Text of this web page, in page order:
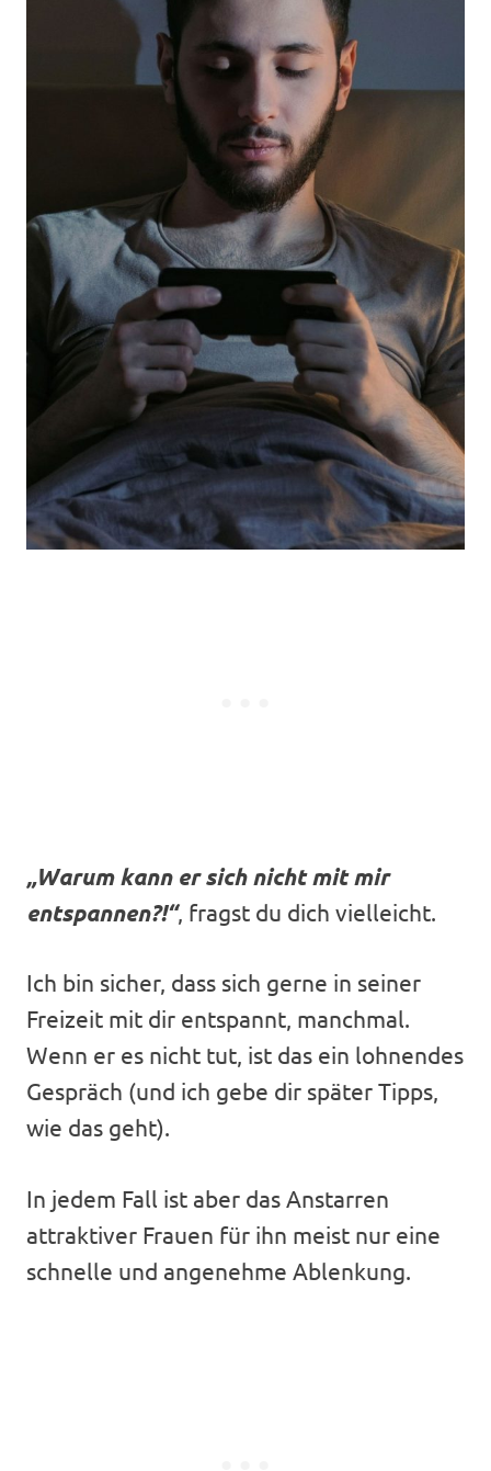
„Warum kann er sich nicht mit mir
entspannen?!“, fragst du dich vielleicht.
Ich bin sicher, dass sich gerne in seiner
Freizeit mit dir entspannt, manchmal.
Wenn er es nicht tut, ist das ein lohnendes
Gespräch (und ich gebe dir später Tipps,
wie das geht).
In jedem Fall ist aber das Anstarren
attraktiver Frauen für ihn meist nur eine
schnelle und angenehme Ablenkung.